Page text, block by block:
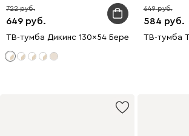
649
722
ТВ-тумба Дикинс 130x54 Береза/Серо-
584
649
ТВ-тумба